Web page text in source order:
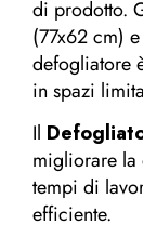
di prodotto.
(77x62 cm)
defogliatore
in spazi
Il
migliorare
tempi di
efficiente.